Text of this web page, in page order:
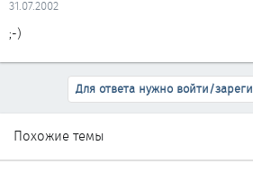
31.07.2002
;-)
Для ответа нужно войти/
Похожие темы